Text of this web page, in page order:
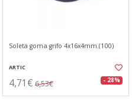
Soleta goma grifo 4x16x4mm.(100)
ARTIC
4,71€ 6,53€ - 28%